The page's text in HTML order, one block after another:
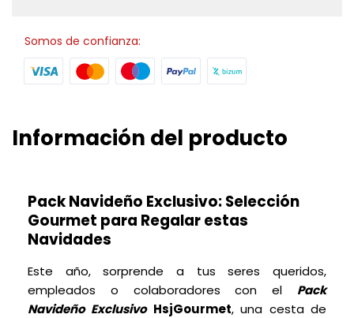
Somos de confianza:
Información del producto
Pack Navideño Exclusivo: Selección
Gourmet para Regalar estas
Navidades
Este año, sorprende a tus seres queridos,
empleados o colaboradores con el Pack
Navideño ExclusivoHsjGourmet, una cesta de